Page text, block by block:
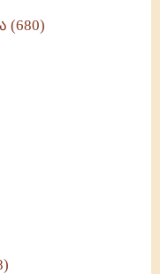
(680)